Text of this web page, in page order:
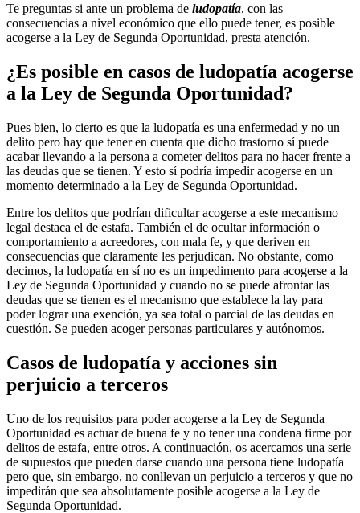
Te preguntas si ante un problema de ludopatía, con las
consecuencias a nivel económico que ello puede tener, es posible
acogerse a la Ley de Segunda Oportunidad, presta atención.
¿Es posible en casos de ludopatía acogerse
a la Ley de Segunda Oportunidad?
Pues bien, lo cierto es que la ludopatía es una enfermedad y no un
delito pero hay que tener en cuenta que dicho trastorno sí puede
acabar llevando a la persona a cometer delitos para no hacer frente a
las deudas que se tienen. Y esto sí podría impedir acogerse en un
momento determinado a la Ley de Segunda Oportunidad.
Entre los delitos que podrían dificultar acogerse a este mecanismo
legal destaca el de estafa. También el de ocultar información o
comportamiento a acreedores, con mala fe, y que deriven en
consecuencias que claramente les perjudican. No obstante, como
decimos, la ludopatía en sí no es un impedimento para acogerse a la
Ley de Segunda Oportunidad y cuando no se puede afrontar las
deudas que se tienen es el mecanismo que establece la lay para
poder lograr una exención, ya sea total o parcial de las deudas en
cuestión. Se pueden acoger personas particulares y autónomos.
Casos de ludopatía y acciones sin
perjuicio a terceros
Uno de los requisitos para poder acogerse a la Ley de Segunda
Oportunidad es actuar de buena fe y no tener una condena firme por
delitos de estafa, entre otros. A continuación, os acercamos una serie
de supuestos que pueden darse cuando una persona tiene ludopatía
pero que, sin embargo, no conllevan un perjuicio a terceros y que no
impedirán que sea absolutamente posible acogerse a la Ley de
Segunda Oportunidad.